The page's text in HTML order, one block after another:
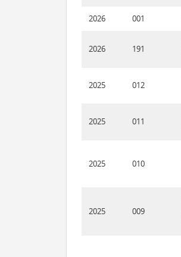
2026 001
2026 191
2025 012
2025 011
2025 010
2025 009